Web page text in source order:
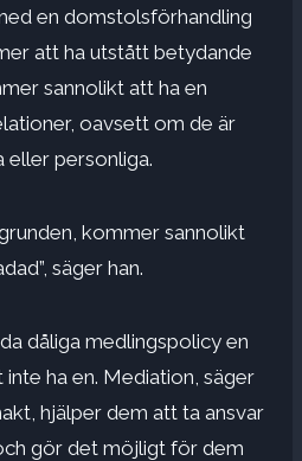
en domstolsförhandling
att ha utstått betydande
sannolikt att ha en
oavsett om de är
eller personliga.
kommer sannolikt
säger han.
dåliga medlingspolicy en
ha en. Mediation, säger
hjälper dem att ta ansvar
gör det möjligt för dem